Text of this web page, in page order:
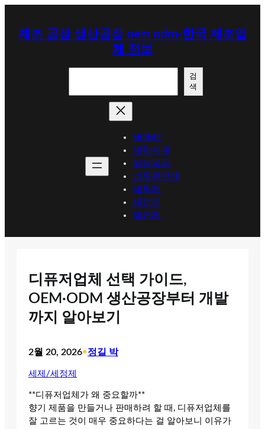
제조 공장 생산공장 oem odm-한국 제조업
체 정보
검
색
HOME
세탁세제
위생용품
섬유유연제
세척제
세정제
제거제
디퓨저업체 선택 가이드,
OEM·ODM 생산공장부터 개발
까지 알아보기
2월 20, 2026•정길 박
세제/세정제
**디퓨저업체가 왜 중요할까**
향기 제품을 만들거나 판매하려 할 때, 디퓨저업체를
잘 고르는 것이 매우 중요하다는 걸 알아보니 이유가